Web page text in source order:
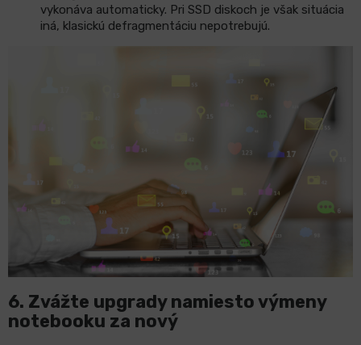
vykonáva automaticky. Pri SSD diskoch je však situácia
iná, klasickú defragmentáciu nepotrebujú.
6. Zvážte upgrady namiesto výmeny
notebooku za nový